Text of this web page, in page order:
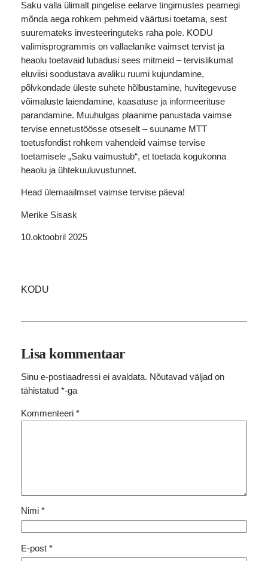
Saku valla ülimalt pingelise eelarve tingimustes peamegi
mõnda aega rohkem pehmeid väärtusi toetama, sest
suuremateks investeeringuteks raha pole. KODU
valimisprogrammis on vallaelanike vaimset tervist ja
heaolu toetavaid lubadusi sees mitmeid – tervislikumat
eluviisi soodustava avaliku ruumi kujundamine,
põlvkondade üleste suhete hõlbustamine, huvitegevuse
võimaluste laiendamine, kaasatuse ja informeerituse
parandamine. Muuhulgas plaanime panustada vaimse
tervise ennetustöösse otseselt – suuname MTT
toetusfondist rohkem vahendeid vaimse tervise
toetamisele „Saku vaimustub“, et toetada kogukonna
heaolu ja ühtekuuluvustunnet.
Head ülemaailmset vaimse tervise päeva!
Merike Sisask
10.oktoobril 2025
KODU
Lisa kommentaar
Sinu e-postiaadressi ei avaldata. Nõutavad väljad on
tähistatud *-ga
Kommenteeri *
Nimi *
E-post *